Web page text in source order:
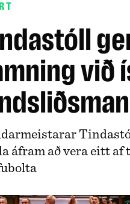
við
áfram að vera eitt